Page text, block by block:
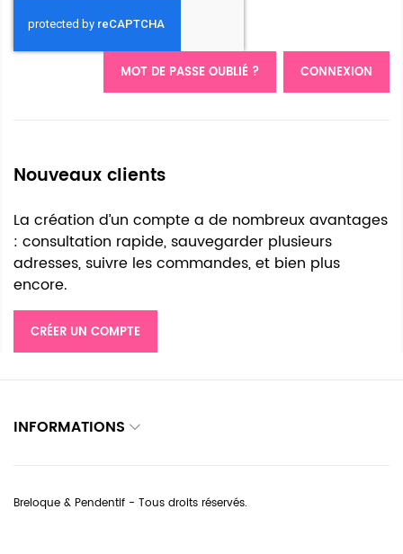
CONNEXION
MOT DE PASSE OUBLIÉ ?
Nouveaux clients
La création d’un compte a de nombreux avantages
: consultation rapide, sauvegarder plusieurs
adresses, suivre les commandes, et bien plus
encore.
CRÉER UN COMPTE
INFORMATIONS
Breloque & Pendentif - Tous droits réservés.